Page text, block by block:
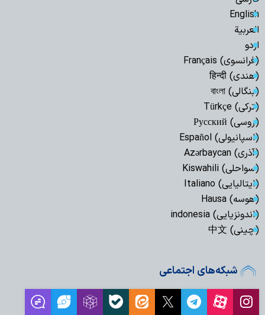
English
العربیة
اردو
(فرانسوی) Français
(هندی) हिन्दी
(بنگالی) বাংলা
(ترکی) Türkçe
(روسی) Русский
(اسپانیولی) Español
(آذری) Azərbaycan
(سواحلی) Kiswahili
(ایتالیایی) Italiano
(هوسه) Hausa
(اندونزیایی) indonesia
(چینی) 中文
شبکه‌های اجتماعی